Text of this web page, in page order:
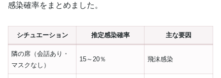
感染確率をまとめました。
シチュエーション 推定感染確率 主な要因
隣の席（会話あり・
マスクなし）
15～20％ 飛沫感染